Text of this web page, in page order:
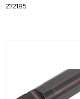
272185